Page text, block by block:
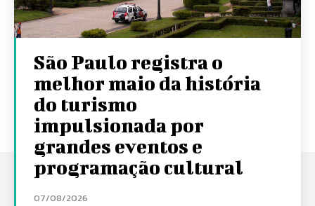
São Paulo registra o
melhor maio da história
do turismo
impulsionada por
grandes eventos e
programação cultural
07/08/2026